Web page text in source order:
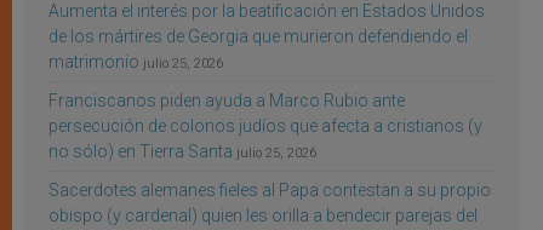
Aumenta el interés por la beatificación en Estados Unidos
de los mártires de Georgia que murieron defendiendo el
matrimonio julio 25, 2026
Franciscanos piden ayuda a Marco Rubio ante
persecución de colonos judíos que afecta a cristianos (y
no sólo) en Tierra Santa julio 25, 2026
Sacerdotes alemanes fieles al Papa contestan a su propio
obispo (y cardenal) quien les orilla a bendecir parejas del